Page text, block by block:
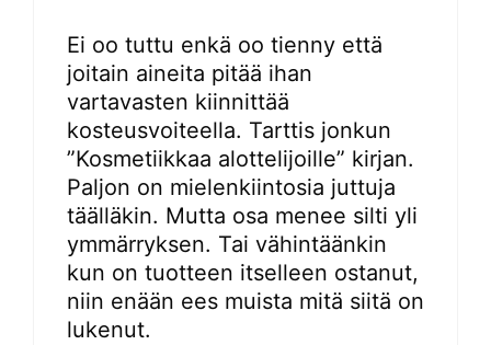
Ei oo tuttu enkä oo tienny että
joitain aineita pitää ihan
vartavasten kiinnittää
kosteusvoiteella. Tarttis jonkun
”Kosmetiikkaa alottelijoille” kirjan.
Paljon on mielenkiintosia juttuja
täälläkin. Mutta osa menee silti yli
ymmärryksen. Tai vähintäänkin
kun on tuotteen itselleen ostanut,
niin enään ees muista mitä siitä on
lukenut.